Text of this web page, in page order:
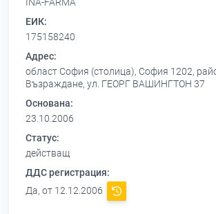
INA-FARMA
ЕИК:
175158240
Адрес:
област София (столица), София 1202,
Възраждане, ул. ГЕОРГ ВАШИНГТОН 37
Основана:
23.10.2006
Статус:
действащ
ДДС регистрация:
Да, от 12.12.2006